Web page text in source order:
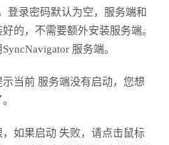
登录密码默认为空，服务端和
的，不需要额外安装服务端。
服务端。
当前 服务端没有启动，您想
如果启动 失败，请点击鼠标